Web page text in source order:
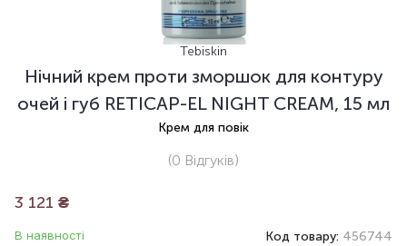
Tebiskin
Нічний крем проти зморшок для контуру
очей і губ RETICAP-EL NIGHT CREAM, 15 мл
Крем для повік
(0 Відгуків)
3 121 ₴
В наявності Код товару: 456744